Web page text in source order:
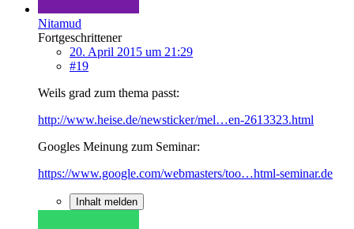
Nitamud
Fortgeschrittener
20. April 2015 um 21:29
#19
Weils grad zum thema passt:
http://www.heise.de/newsticker/mel…en-2613323.html
Googles Meinung zum Seminar:
https://www.google.com/webmasters/too…html-seminar.de
Inhalt melden